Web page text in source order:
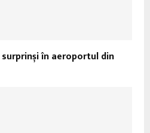
surprinși în aeroportul din